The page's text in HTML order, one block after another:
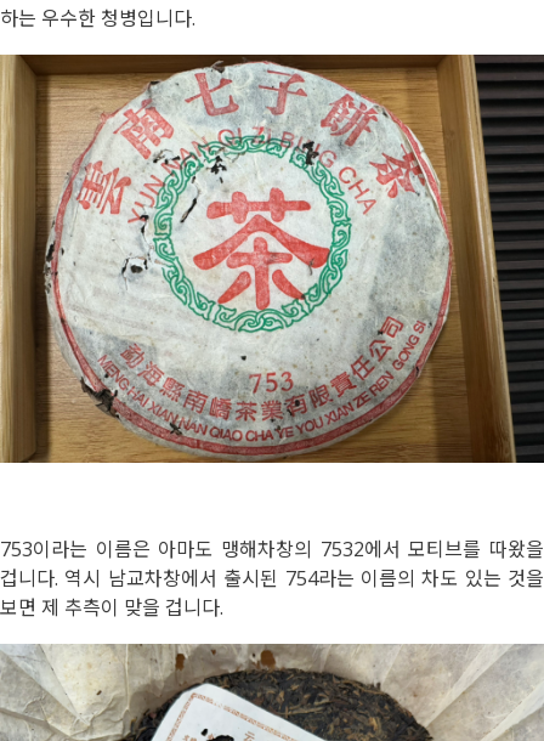
하는 우수한 청병입니다.
753이라는 이름은 아마도 맹해차창의 7532에서 모티브를 따왔을
겁니다. 역시 남교차창에서 출시된 754라는 이름의 차도 있는 것을
보면 제 추측이 맞을 겁니다.